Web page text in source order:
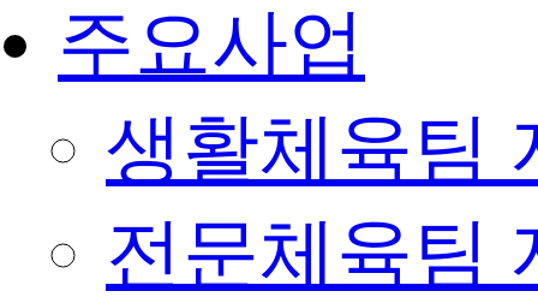
주요사업
생활체육팀
전문체육팀